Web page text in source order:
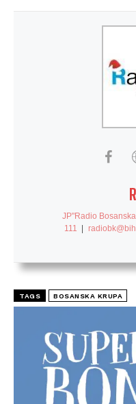
JP"Radio
111
|
TAGS BOSANSKA KRUPA